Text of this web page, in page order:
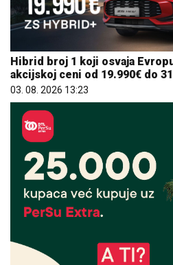
Hibrid broj 1 koji osvaja
akcijskoj ceni od 19.990€ do
03. 08. 2026 13:23